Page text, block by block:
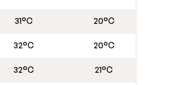
31°C 20°C
32°C 20°C
32°C 21°C